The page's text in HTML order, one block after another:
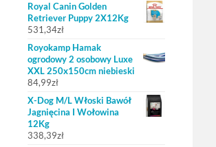
Royal Canin Golden
Retriever Puppy 2X12Kg
531,34zł
Royokamp Hamak
ogrodowy 2 osobowy Luxe
XXL 250x150cm niebieski
84,99zł
X-Dog M/L Włoski Bawół
Jagnięcina I Wołowina
12Kg
338,39zł